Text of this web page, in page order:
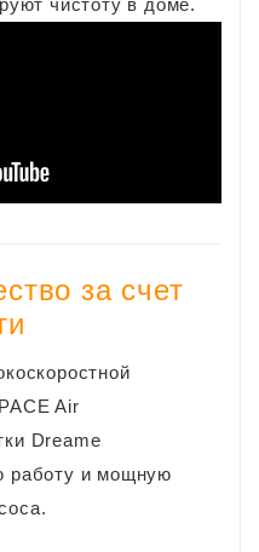
чистоту в доме.
за счет
Air
Dreame
работу и мощную